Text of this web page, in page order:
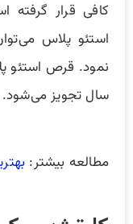
کافی قرار گرفته
سال تجویز می‌شود.
مطالعه بیشتر: